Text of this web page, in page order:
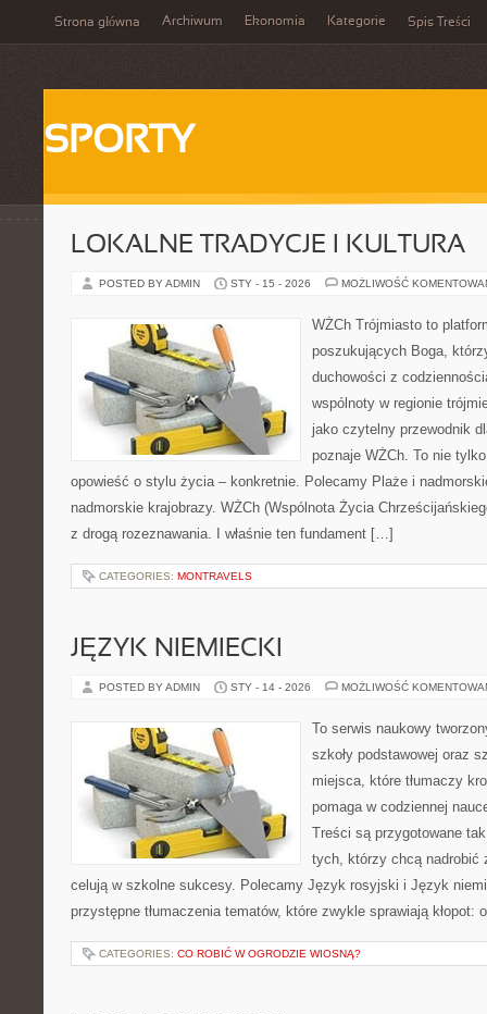
Strona główna Archiwum Ekonomia Kategorie Spis Treści
SPORTY
LOKALNE TRADYCJE I KULTURA
POSTED BY ADMIN STY - 15 - 2026 MOŻLIWOŚĆ
WŻCh Trójmiasto to
poszukujących Boga,
duchowości z
wspólnoty w regionie
jako czytelny przewodnik
poznaje WŻCh. To nie
opowieść o stylu życia – konkretnie. Polecamy Plaże i
nadmorskie krajobrazy. WŻCh (Wspólnota Życia
z drogą rozeznawania. I właśnie ten fundament […]
CATEGORIES: MONTRAVELS
JĘZYK NIEMIECKI
POSTED BY ADMIN STY - 14 - 2026 MOŻLIWOŚĆ
To serwis naukowy
szkoły podstawowej oraz
miejsca, które tłumaczy
pomaga w codziennej
Treści są przygotowane
tych, którzy chcą nadrobić
celują w szkolne sukcesy. Polecamy Język rosyjski i Język
przystępne tłumaczenia tematów, które zwykle sprawiają kłopot:
CATEGORIES: CO ROBIĆ W OGRODZIE WIOSNĄ?